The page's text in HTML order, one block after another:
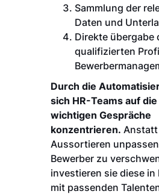
Sammlung der
Daten und
Direkte übergabe
qualifizierten
Durch die
sich HR-Teams auf
wichtigen Gespräche
konzentrieren. Anstatt
Aussortieren
Bewerber zu
investieren sie diese in
mit passenden